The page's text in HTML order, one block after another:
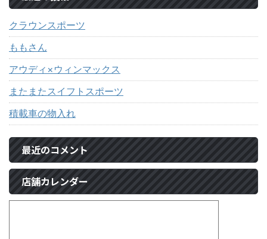
クラウンスポーツ
ももさん
アウディ×ウィンマックス
またまたスイフトスポーツ
積載車の物入れ
最近のコメント
店舗カレンダー